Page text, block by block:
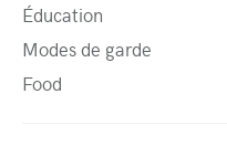
Éducation
Modes de garde
Food